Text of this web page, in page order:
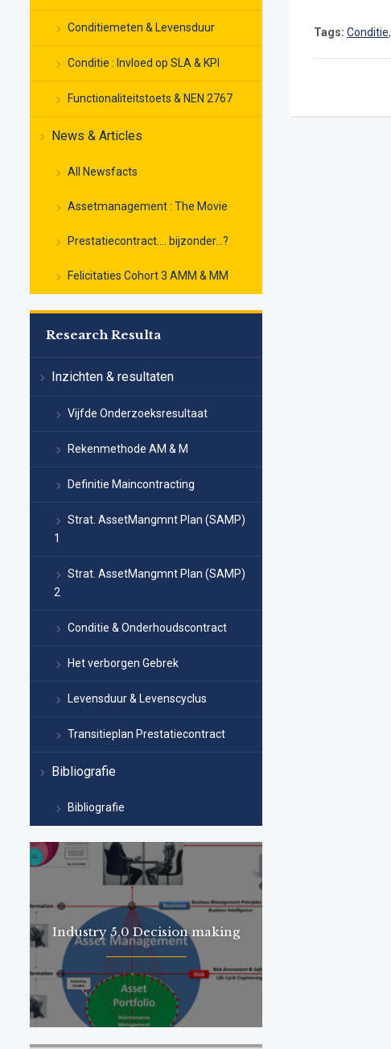
Conditiemeten & Levensduur
Conditie : Invloed op SLA & KPI
Functionaliteitstoets & NEN 2767
News & Articles
All Newsfacts
Assetmanagement : The Movie
Prestatiecontract…. bijzonder…?
Felicitaties Cohort 3 AMM & MM
Research Resulta
Inzichten & resultaten
Vijfde Onderzoeksresultaat
Rekenmethode AM & M
Definitie Maincontracting
Strat. AssetMangmnt Plan (SAMP)
1
Strat. AssetMangmnt Plan (SAMP)
2
Conditie & Onderhoudscontract
Het verborgen Gebrek
Levensduur & Levenscyclus
Transitieplan Prestatiecontract
Bibliografie
Bibliografie
Industry 5.0 Decision making
Tags: Conditie,